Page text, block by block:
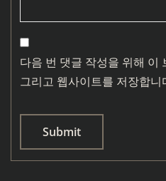
다음 번 댓글 작성을 위해 이
그리고 웹사이트를 저장합니